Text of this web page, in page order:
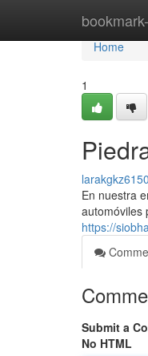
Home
Home
1
En nuestra
automóviles
https://
Submit a
No HTML